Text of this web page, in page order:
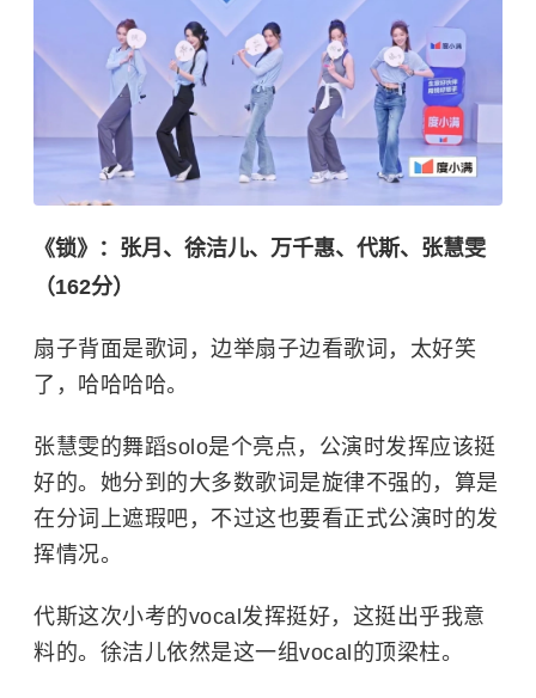
《锁》：张月、徐洁儿、万千惠、代斯、张慧雯
（162分）
扇子背面是歌词，边举扇子边看歌词，太好笑
了，哈哈哈哈。
张慧雯的舞蹈solo是个亮点，公演时发挥应该挺
好的。她分到的大多数歌词是旋律不强的，算是
在分词上遮瑕吧，不过这也要看正式公演时的发
挥情况。
代斯这次小考的vocal发挥挺好，这挺出乎我意
料的。徐洁儿依然是这一组vocal的顶梁柱。